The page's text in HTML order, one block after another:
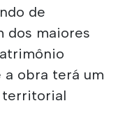
de
dos maiores
a obra terá um
territorial